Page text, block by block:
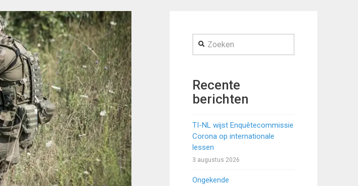
Zoeken
Recente
berichten
TI-NL wijst Enquêtecommissie
Corona op internationale
lessen
3 augustus 2026
Ongekende